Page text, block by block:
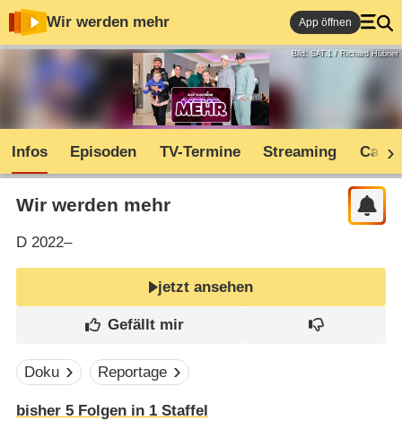
Wir werden mehr App öffnen
Bild: SAT.1 / Richard Hübner
Infos Episoden TV-Termine Streaming Cast
Wir werden mehr
D2022–
jetzt ansehen
Doku Reportage
bisher 5Folgen in 1Staffel